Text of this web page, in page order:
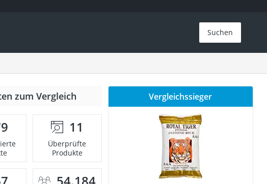
Suchen
zum Vergleich
11
Überprüfte
Produkte
Vergleichssieger